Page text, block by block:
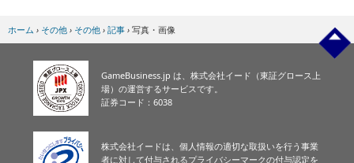
ホーム › その他 › その他 › 記事 › 写真・画像
GameBusiness.jp は、株式会社イード（東証グロース上
場）の運営するサービスです。
証券コード：6038
株式会社イードは、個人情報の適切な取扱いを行う事業
者に対して付与されるプライバシーマークの付与認定を